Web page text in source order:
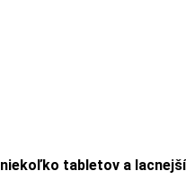
niekoľko tabletov a